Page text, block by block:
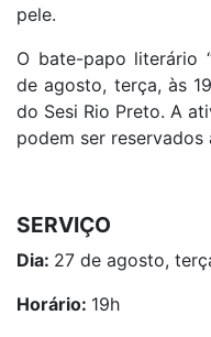
pele.
O bate-papo literário
de agosto, terça, às
do Sesi Rio Preto. A
podem ser reservados
SERVIÇO
Dia: 27 de agosto,
Horário: 19h